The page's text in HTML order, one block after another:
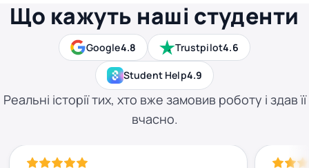
Google4.8 Trustpilot4.6
Student Help4.9
Що кажуть наші студенти
Реальні історії тих, хто вже замовив роботу і здав її
вчасно.